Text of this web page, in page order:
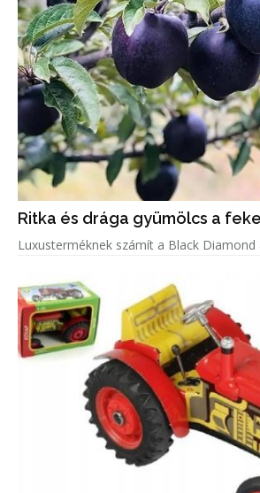
Ritka és drága gyümölcs a
Luxusterméknek számít a Black Diamond